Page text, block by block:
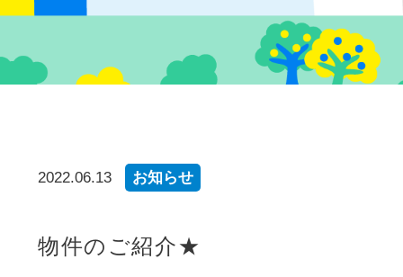
2022.06.13 お知らせ
物件のご紹介★